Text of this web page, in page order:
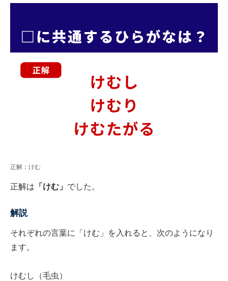
正解：けむ
正解は 「けむ」 でした。
解説
それぞれの言葉に「けむ」を入れると、次のようになり
ます。
けむし（毛虫）